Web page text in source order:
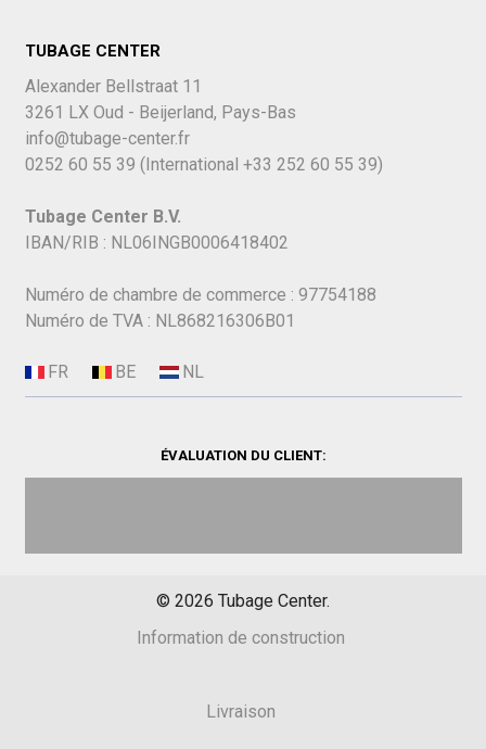
TUBAGE CENTER
Alexander Bellstraat 11
3261 LX Oud - Beijerland, Pays-Bas
info@tubage-center.fr
0252 60 55 39 (International +33 252 60 55 39)
Tubage Center B.V.
IBAN/RIB : NL06INGB0006418402
Numéro de chambre de commerce : 97754188
Numéro de TVA : NL868216306B01
ÉVALUATION DU CLIENT:
© 2026 Tubage Center.
Information de construction
Livraison